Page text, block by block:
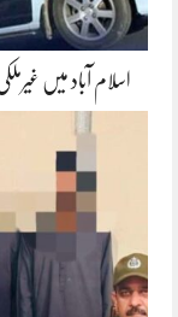
اسلام آباد میں